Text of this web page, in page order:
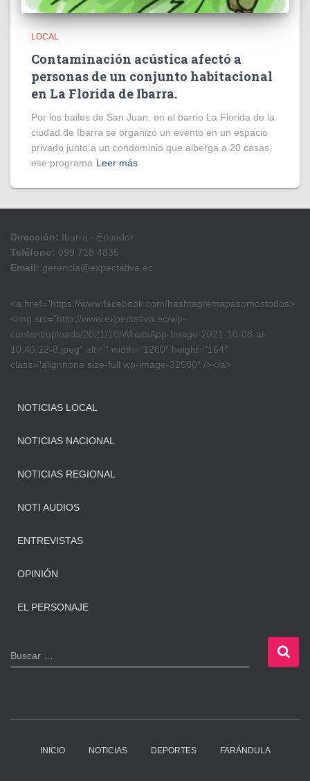
LOCAL
Contaminación acústica afectó a
personas de un conjunto habitacional
en La Florida de Ibarra.
Por los bailes de San Juan, en el barrio La Florida de la
ciudad de Ibarra se organizó un evento en un espacio
privado junto a un condominio que alberga a 20 casas,
ese programa Leer más
Dirección: Ibarra - Ecuador
Teléfono: 099 718 4835
Email: gerencia@expectativa.ec
<a href=”https://www.facebook.com/hashtag/emapasomostodos>
<img src=”http://www.expectativa.ec/wp-
content/uploads/2021/10/WhatsApp-Image-2021-10-08-at-
10.45.12-8.jpeg” alt=”” width=”1280″ height=”164″
class=”alignnone size-full wp-image-32500″ /></a>
NOTICIAS LOCAL
NOTICIAS NACIONAL
NOTICIAS REGIONAL
NOTI AUDIOS
ENTREVISTAS
OPINIÓN
EL PERSONAJE
B
u
Buscar …
INICIO NOTICIAS DEPORTES FARÁNDULA